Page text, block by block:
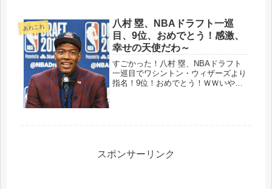
対応も注目され矢面に立たされる。な
んだかんだいっても、日本から身代金
が支...
あれこれ
八村 塁、NBAドラフト一巡
目、9位、おめでとう！感激、
幸せの天使だわ～
すごかった！八村 塁、NBAドラフト
一巡目でワシントン・ウィザーズより
指名！9位！おめでとう！ＷＷいやは
スポンサーリンク